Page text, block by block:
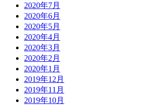
2020年7月
2020年6月
2020年5月
2020年4月
2020年3月
2020年2月
2020年1月
2019年12月
2019年11月
2019年10月